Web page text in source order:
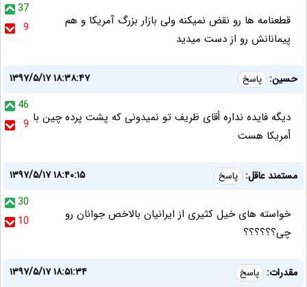
37
9
قطعنامه ها رو نقض نمیکنه ولی بازار بزرگ آمریکا و هم
پیمانانش رو از دست میدید
حسین: پاسخ
۱۳۹۷/۵/۱۷ ۱۸:۳۸:۴۷
46
9 دیگه فایده نداره أقای ظریف تو نمیدونی که پشت پرده چین با
أمریکا هست
مستمند عاقل: پاسخ
۱۳۹۷/۵/۱۷ ۱۸:۴۰:۱۵
30
10
خواسته های خیل کثیری از ایرانیان بالاخص جوانان رو
چی؟؟؟؟؟؟
مقدرات: پاسخ
۱۳۹۷/۵/۱۷ ۱۸:۵۱:۳۴